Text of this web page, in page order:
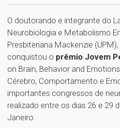
O doutorando e integrante do
Neurobiologia e Metabolismo
Presbiteriana Mackenzie
conquistou o prêmio Jovem
on Brain, Behavior and
Cérebro, Comportamento e
importantes congressos de
realizado entre os dias 26 e 29
Janeiro.